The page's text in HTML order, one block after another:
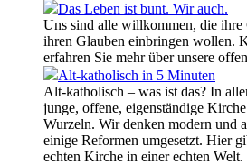
Das Leben ist bunt. Wir auch.
Uns sind alle willkommen, die ihre
ihren Glauben einbringen wollen.
erfahren Sie mehr über unsere
Alt-katholisch in 5 Minuten
Alt-katholisch – was ist das? In
junge, offene, eigenständige
Wurzeln. Wir denken modern und
einige Reformen umgesetzt. Hier
echten Kirche in einer echten Welt.